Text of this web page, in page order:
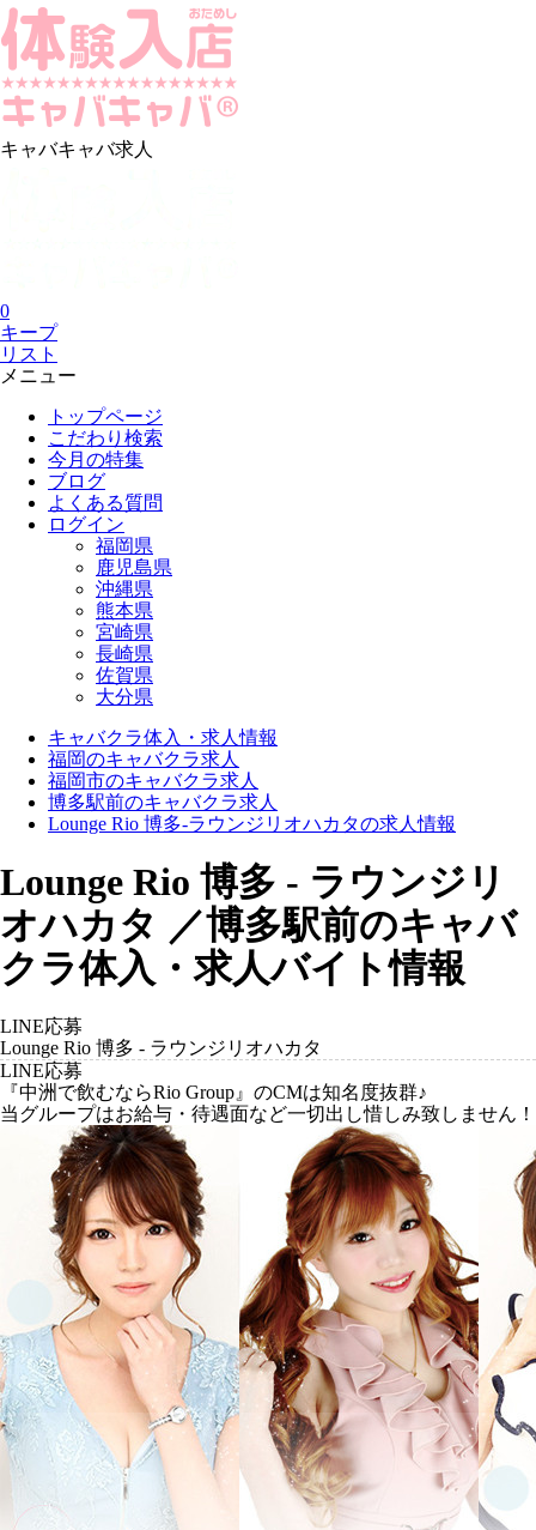
キャバキャバ求人
0
キープ
リスト
メニュー
トップページ
こだわり検索
今月の特集
ブログ
よくある質問
ログイン
福岡県
鹿児島県
沖縄県
熊本県
宮崎県
長崎県
佐賀県
大分県
キャバクラ体入・求人情報
福岡のキャバクラ求人
福岡市のキャバクラ求人
博多駅前のキャバクラ求人
Lounge Rio 博多-ラウンジリオハカタの求人情報
Lounge Rio 博多 - ラウンジリ
オハカタ ／博多駅前のキャバ
クラ体入・求人バイト情報
LINE応募
Lounge Rio 博多 - ラウンジリオハカタ
LINE応募
『中洲で飲むならRio Group』のCMは知名度抜群♪
当グループはお給与・待遇面など一切出し惜しみ致しません！